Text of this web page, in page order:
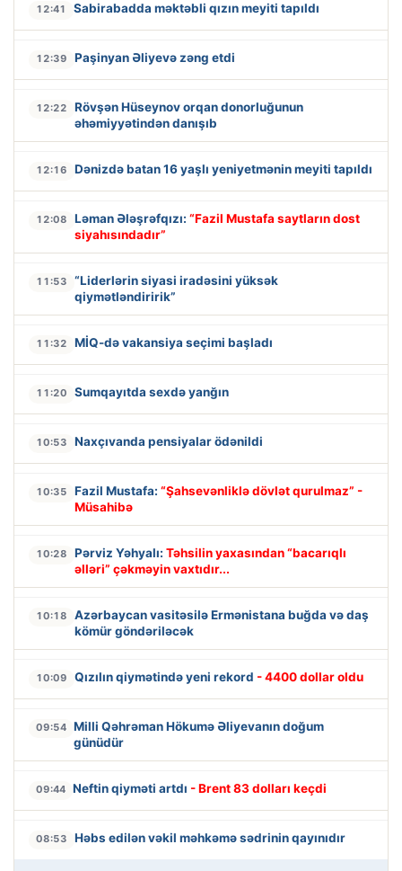
12:41 Sabirabadda məktəbli qızın meyiti tapıldı
12:39 Paşinyan Əliyevə zəng etdi
12:22
Rövşən Hüseynov orqan donorluğunun
əhəmiyyətindən danışıb
12:16 Dənizdə batan 16 yaşlı yeniyetmənin meyiti tapıldı
12:08 Ləman Ələşrəfqızı: “Fazil Mustafa saytların dost
siyahısındadır”
11:53
“Liderlərin siyasi iradəsini yüksək
qiymətləndiririk”
11:32 MİQ-də vakansiya seçimi başladı
11:20 Sumqayıtda sexdə yanğın
10:53 Naxçıvanda pensiyalar ödənildi
10:35 Fazil Mustafa: “Şahsevənliklə dövlət qurulmaz” -
Müsahibə
10:28 Pərviz Yəhyalı: Təhsilin yaxasından “bacarıqlı
əlləri” çəkməyin vaxtıdır...
10:18
Azərbaycan vasitəsilə Ermənistana buğda və daş
kömür göndəriləcək
10:09 Qızılın qiymətində yeni rekord - 4400 dollar oldu
09:54 Milli Qəhrəman Hökumə Əliyevanın doğum
günüdür
09:44 Neftin qiyməti artdı - Brent 83 dolları keçdi
08:53 Həbs edilən vəkil məhkəmə sədrinin qayınıdır